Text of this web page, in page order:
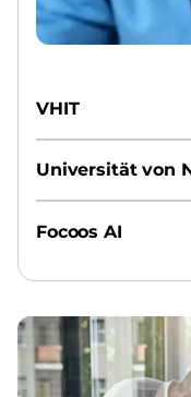
VHIT
Universität von
Focoos AI